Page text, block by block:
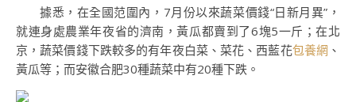
據悉，在全國范圍內，7月份以來蔬菜價錢“日新月異”，
就連身處農業年夜省的濟南，黃瓜都賣到了6塊5一斤；在北
京，蔬菜價錢下跌較多的有年夜白菜、菜花、西藍花包養網 、
黃瓜等；而安徽合肥30種蔬菜中有20種下跌。